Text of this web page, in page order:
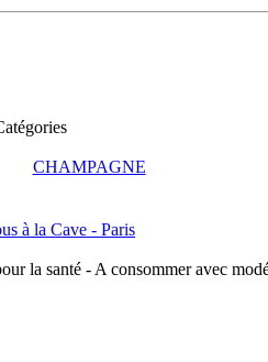
CHAMPAGNE
à la Cave - Paris
la santé - A consommer avec